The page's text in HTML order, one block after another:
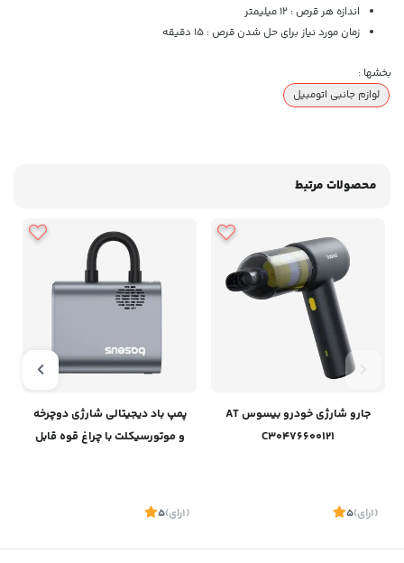
اندازه هر قرص : 12 میلیمتر
زمان مورد نیاز برای حل شدن قرص : 15 دقیقه
بخشها :
لوازم جانبی اتومبیل
محصولات مرتبط
جارو شارژی خودرو بیسوس AT
C30476600121
(1 رای)
5
پمپ باد دیجیتالی شارژی دوچرخه
و موتورسیکلت‌ با چراغ قوه قابل
(1 رای)
5